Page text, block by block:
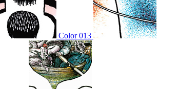
Color 013